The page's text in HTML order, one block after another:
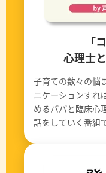
「
心理士
子育ての数々の悩
ニケーションすれ
めるパパと臨床心
話をしていく番組